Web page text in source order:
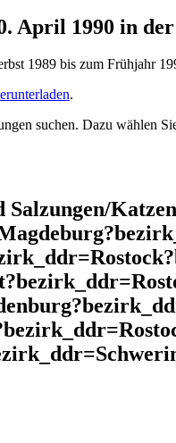
April 1990 in
1989 bis zum Frühjahr
.
suchen. Dazu wählen
Salzungen/